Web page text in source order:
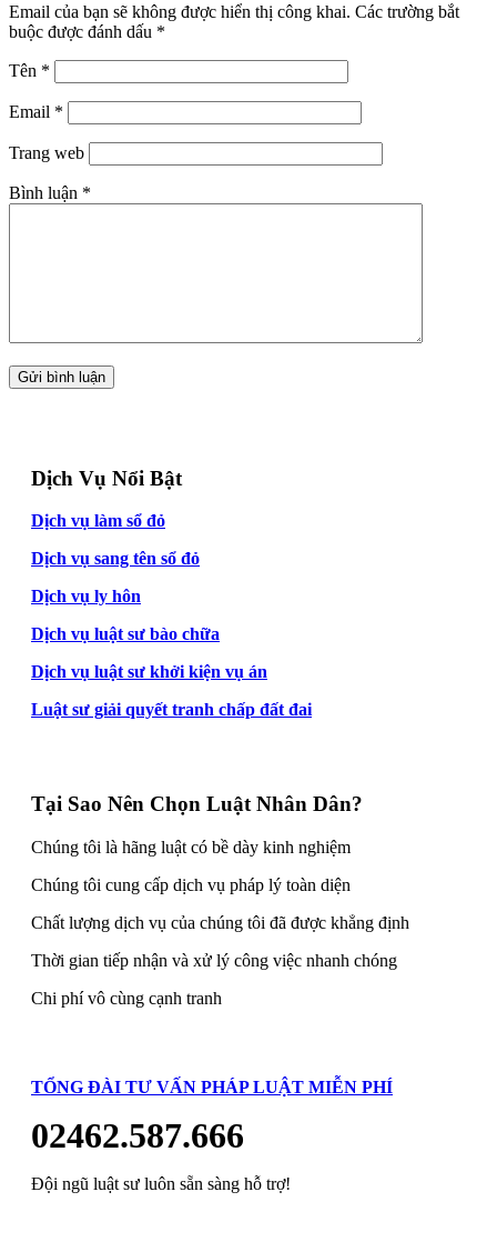
Email của bạn sẽ không được hiển thị công khai. Các trường bắt
buộc được đánh dấu *
Tên *
Email *
Trang web
Bình luận *
Dịch Vụ Nổi Bật
Dịch vụ làm sổ đỏ
Dịch vụ sang tên sổ đỏ
Dịch vụ ly hôn
Dịch vụ luật sư bào chữa
Dịch vụ luật sư khởi kiện vụ án
Luật sư giải quyết tranh chấp đất đai
Tại Sao Nên Chọn Luật Nhân Dân?
Chúng tôi là hãng luật có bề dày kinh nghiệm
Chúng tôi cung cấp dịch vụ pháp lý toàn diện
Chất lượng dịch vụ của chúng tôi đã được khẳng định
Thời gian tiếp nhận và xử lý công việc nhanh chóng
Chi phí vô cùng cạnh tranh
TỔNG ĐÀI TƯ VẤN PHÁP LUẬT MIỄN PHÍ
02462.587.666
Đội ngũ luật sư luôn sẵn sàng hỗ trợ!